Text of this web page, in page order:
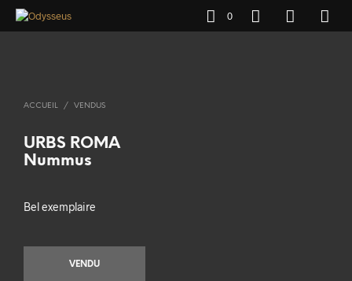
0
ACCUEIL / VENDUS
URBS ROMA
Nummus
Bel exemplaire
VENDU